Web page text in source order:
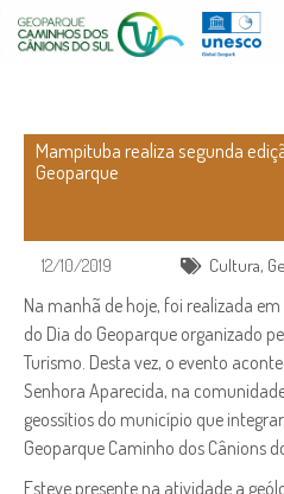
Mampituba realiza segunda
Geoparque
12/10/2019 Cultura,
Na manhã de hoje, foi realizada
do Dia do Geoparque organizado
Turismo. Desta vez, o evento
Senhora Aparecida, na
geossítios do município que
Geoparque Caminho dos Cânions
Esteve presente na atividade a